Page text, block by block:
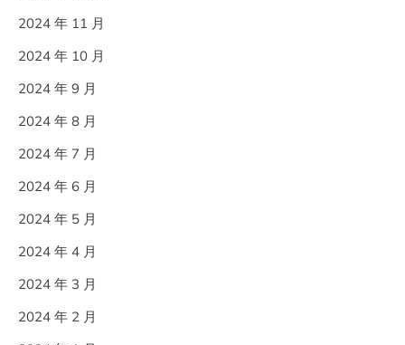
2024 年 11 月
2024 年 10 月
2024 年 9 月
2024 年 8 月
2024 年 7 月
2024 年 6 月
2024 年 5 月
2024 年 4 月
2024 年 3 月
2024 年 2 月